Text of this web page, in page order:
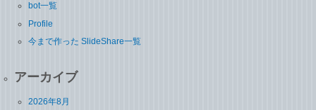
bot一覧
Profile
今まで作った SlideShare一覧
アーカイブ
2026年8月